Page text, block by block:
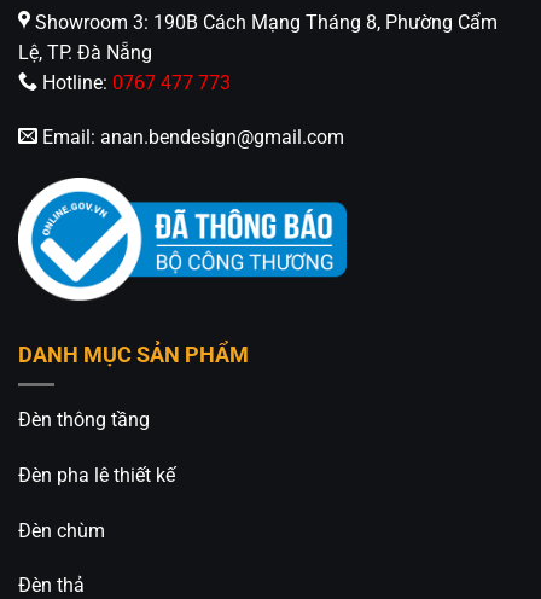
Showroom 3: 190B Cách Mạng Tháng 8, Phường Cẩm
Lệ, TP. Đà Nẵng
Hotline: 0767 477 773
Email: anan.bendesign@gmail.com
DANH MỤC SẢN PHẨM
Đèn thông tầng
Đèn pha lê thiết kế
Đèn chùm
Đèn thả